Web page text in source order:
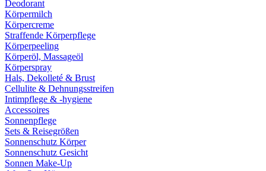
Deodorant
Körpermilch
Körpercreme
Straffende Körperpflege
Körperpeeling
Körperöl, Massageöl
Körperspray
Hals, Dekolleté & Brust
Cellulite & Dehnungsstreifen
Intimpflege & -hygiene
Accessoires
Sonnenpflege
Sets & Reisegrößen
Sonnenschutz Körper
Sonnenschutz Gesicht
Sonnen Make-Up